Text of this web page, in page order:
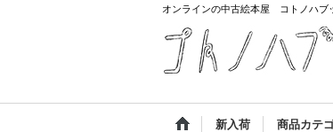
オンラインの中古絵本屋 コトノハブ
新入荷 商品カテ